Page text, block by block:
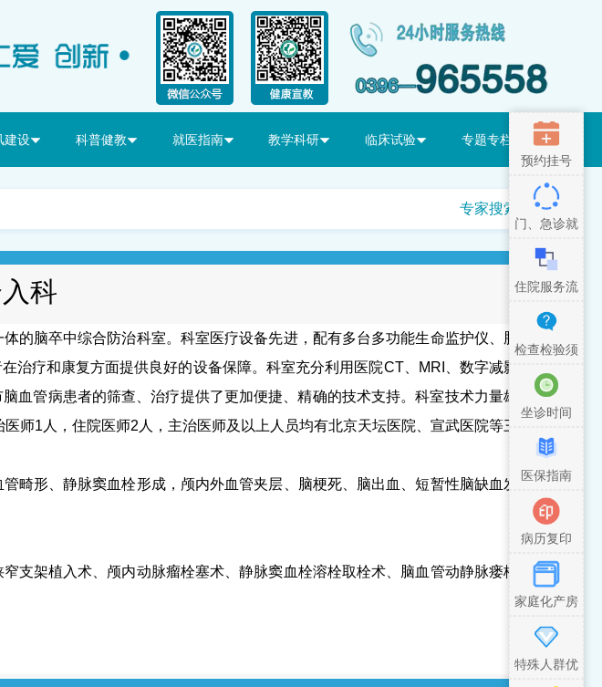
建设 科普健教 就医指南 教学科研 临床试验 专题专栏
专家搜索
科
的脑卒中综合防治科室。科室医疗设备先进，配有多台多功能生命监护仪、脑
治疗和康复方面提供良好的设备保障。科室充分利用医院CT、 MRI
、数字减影
血管病患者的筛查、治疗提供了更加便捷、精确的技术支持。科室技术力量雄
医师1 人，住院医师2 人，主治医师及以上人员均有北京天坛医院、宣武医院等三
畸形、静脉窦血栓形成，颅内外血管夹层、脑梗死、脑出血、短暂性脑缺血发
支架植入术、颅内动脉瘤栓塞术、静脉窦血栓溶栓取栓术、脑血管动静脉瘘栓
预约挂号
门、急诊就
医流程
住院服务流
程
检查检验须
知
坐诊时间
医保指南
病历复印
家庭化产房
特殊人群优